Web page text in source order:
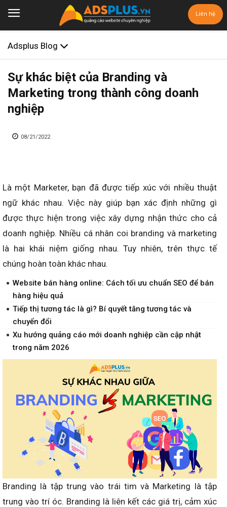
Liên hệ
Adsplus Blog
Sự khác biệt của Branding và
Marketing trong thành công doanh
nghiệp
08/21/2022
Là một Marketer, bạn đã được tiếp xúc với nhiều thuật
ngữ khác nhau. Việc này giúp bạn xác định những gì
được thực hiện trong việc xây dựng nhận thức cho cả
doanh nghiệp. Nhiều cá nhân coi branding và marketing
là hai khái niệm giống nhau. Tuy nhiên, trên thực tế
chúng hoàn toàn khác nhau.
Website bán hàng online: Cách tối ưu chuẩn SEO để bán
hàng hiệu quả
Tiếp thị tương tác là gì? Bí quyết tăng tương tác và
chuyển đổi
Xu hướng quảng cáo mới doanh nghiệp cần cập nhật
trong năm 2026
Branding là tập trung vào trái tim và Marketing là tập
trung vào trí óc. Branding là liên kết các giá trị, cảm xúc